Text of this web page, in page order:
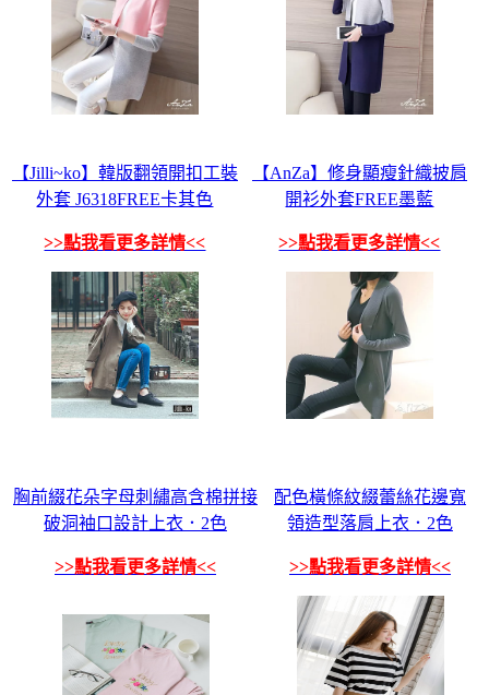
【Jilli~ko】韓版翻領開扣工裝
外套 J6318FREE卡其色
>>點我看更多詳情<<
【AnZa】修身顯瘦針織披肩
開衫外套FREE墨藍
>>點我看更多詳情<<
胸前綴花朵字母刺繡高含棉拼接
破洞袖口設計上衣．2色
>>點我看更多詳情<<
配色橫條紋綴蕾絲花邊寬
領造型落肩上衣．2色
>>點我看更多詳情<<